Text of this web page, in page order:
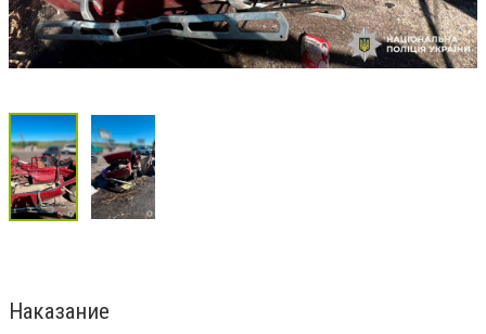
Наказание